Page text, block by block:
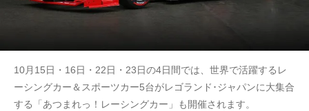
10月15日・16日・22日・23日の4日間では、世界で活躍するレ
ーシングカー＆スポーツカー5台がレゴランド･ジャパンに大集合
する「あつまれっ！レーシングカー」も開催されます。